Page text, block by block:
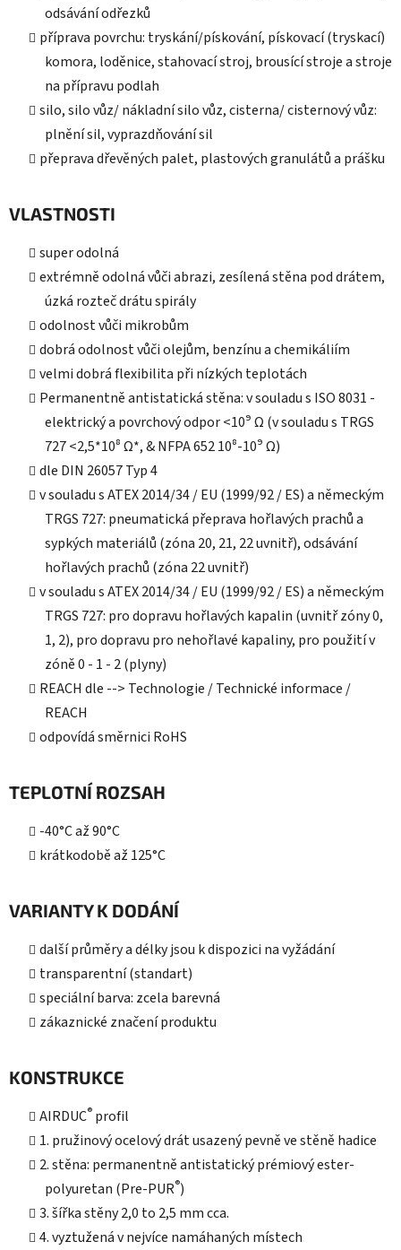
odsávání odřezků
příprava povrchu: tryskání/pískování, pískovací (tryskací)
komora, loděnice, stahovací stroj, brousící stroje a stroje
na přípravu podlah
silo, silo vůz/ nákladní silo vůz, cisterna/ cisternový vůz:
plnění sil, vyprazdňování sil
přeprava dřevěných palet, plastových granulátů a prášku
VLASTNOSTI
super odolná
extrémně odolná vůči abrazi, zesílená stěna pod drátem,
úzká rozteč drátu spirály
odolnost vůči mikrobům
dobrá odolnost vůči olejům, benzínu a chemikáliím
velmi dobrá flexibilita při nízkých teplotách
Permanentně antistatická stěna: v souladu s ISO 8031 -
elektrický a povrchový odpor <10⁹ Ω (v souladu s TRGS
727 <2,5*10⁸ Ω*, & NFPA 652 10⁸-10⁹ Ω)
dle DIN 26057 Typ 4
v souladu s ATEX 2014/34 / EU (1999/92 / ES) a německým
TRGS 727: pneumatická přeprava hořlavých prachů a
sypkých materiálů (zóna 20, 21, 22 uvnitř), odsávání
hořlavých prachů (zóna 22 uvnitř)
v souladu s ATEX 2014/34 / EU (1999/92 / ES) a německým
TRGS 727: pro dopravu hořlavých kapalin (uvnitř zóny 0,
1, 2), pro dopravu pro nehořlavé kapaliny, pro použití v
zóně 0 - 1 - 2 (plyny)
REACH dle --> Technologie / Technické informace /
REACH
odpovídá směrnici RoHS
TEPLOTNÍ ROZSAH
-40°C až 90°C
krátkodobě až 125°C
VARIANTY K DODÁNÍ
další průměry a délky jsou k dispozici na vyžádání
transparentní (standart)
speciální barva: zcela barevná
zákaznické značení produktu
KONSTRUKCE
AIRDUC® profil
1. pružinový ocelový drát usazený pevně ve stěně hadice
2. stěna: permanentně antistatický prémiový ester-
polyuretan (Pre-PUR®)
3. šířka stěny 2,0 to 2,5 mm cca.
4. vyztužená v nejvíce namáhaných místech